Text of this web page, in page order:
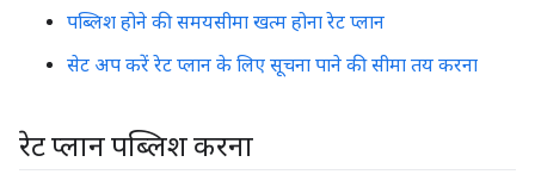
पब्लिश होने की समयसीमा खत्म होना रेट प्लान
सेट अप करें रेट प्लान के लिए सूचना पाने की सीमा तय करना
रेट प्लान पब्लिश करना